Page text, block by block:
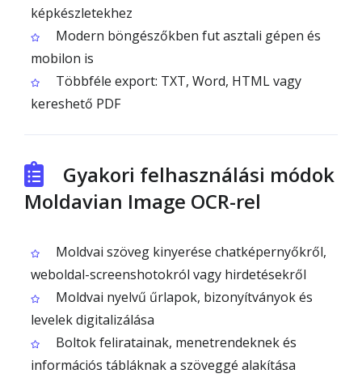
képkészletekhez
Modern böngészőkben fut asztali gépen és
mobilon is
Többféle export: TXT, Word, HTML vagy
kereshető PDF
Gyakori felhasználási módok
Moldavian Image OCR-rel
Moldvai szöveg kinyerése chatképernyőkről,
weboldal-screenshotokról vagy hirdetésekről
Moldvai nyelvű űrlapok, bizonyítványok és
levelek digitalizálása
Boltok feliratainak, menetrendeknek és
információs tábláknak a szöveggé alakítása